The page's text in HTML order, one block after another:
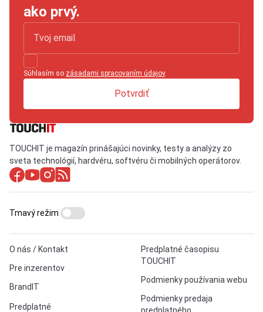
ako prvý.
Súhlasím so zásadami spracovaním údajov.
Potvrdiť
TOUCHIT je magazín prinášajúci novinky, testy a analýzy zo
sveta technológií, hardvéru, softvéru či mobilných operátorov.
O nás / Kontakt
Pre inzerentov
BrandIT
Predplatné
Predplatné časopisu
TOUCHIT
Podmienky používania webu
Podmienky predaja
Tmavý režim